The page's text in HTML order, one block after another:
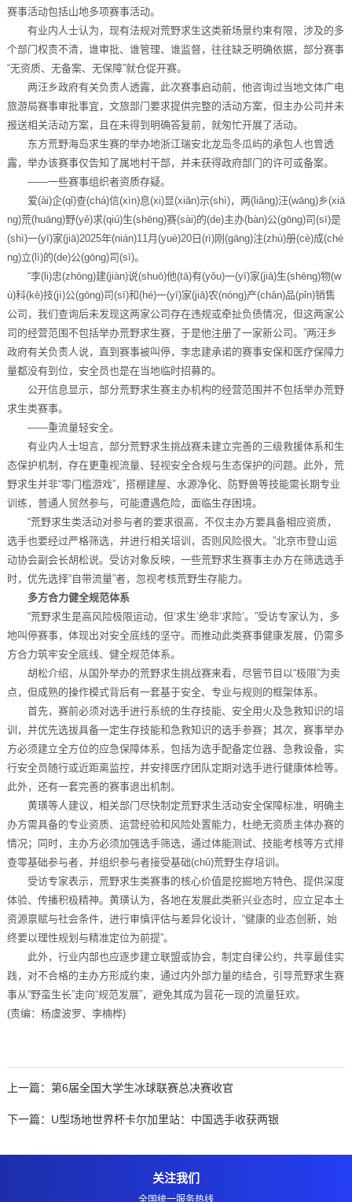
赛事活动包括山地多项赛事活动。
有业内人士认为，现有法规对荒野求生这类新场景约束有限，涉及的多
个部门权责不清，谁审批、谁管理、谁监督，往往缺乏明确依据，部分赛事
“无资质、无备案、无保障”就仓促开赛。
两汪乡政府有关负责人透露，此次赛事启动前，他咨询过当地文体广电
旅游局赛事审批事宜，文旅部门要求提供完整的活动方案，但主办公司并未
报送相关活动方案，且在未得到明确答复前，就匆忙开展了活动。
东方荒野海岛求生赛的举办地浙江瑞安北龙岛冬瓜屿的承包人也曾透
露，举办该赛事仅告知了属地村干部，并未获得政府部门的许可或备案。
——一些赛事组织者资质存疑。
爱(ài)企(qǐ)查(chá)信(xìn)息(xi)显(xiǎn)示(shì)，两(liǎng)汪(wāng)乡(xiā
ng)荒(huāng)野(yě)求(qiú)生(shēng)赛(sài)的(de)主办(bàn)公(gōng)司(sī)是
(shì)一(yī)家(jiā)2025年(nián)11月(yuè)20日(rì)刚(gāng)注(zhù)册(cè)成(ché
ng)立(lì)的(de)公(gōng)司(sī)。
“李(li)忠(zhōng)建(jiàn)说(shuō)他(tā)有(yǒu)一(yī)家(jiā)生(shēng)物(w
ù)科(kē)技(jì)公(gōng)司(sī)和(hé)一(yī)家(jiā)农(nóng)产(chǎn)品(pǐn)销售
公司，我们查询后未发现这两家公司存在违规或牵扯负债情况，但这两家公
司的经营范围不包括举办荒野求生赛，于是他注册了一家新公司。”两汪乡
政府有关负责人说，直到赛事被叫停，李忠建承诺的赛事安保和医疗保障力
量都没有到位，安全员也是在当地临时招募的。
公开信息显示，部分荒野求生赛主办机构的经营范围并不包括举办荒野
求生类赛事。
——重流量轻安全。
有业内人士坦言，部分荒野求生挑战赛未建立完善的三级救援体系和生
态保护机制，存在更重视流量、轻视安全合规与生态保护的问题。此外，荒
野求生并非“零门槛游戏”，搭棚建屋、水源净化、防野兽等技能需长期专业
训练，普通人贸然参与，可能遭遇危险，面临生存困境。
“荒野求生类活动对参与者的要求很高，不仅主办方要具备相应资质，
选手也要经过严格筛选，并进行相关培训，否则风险很大。”北京市登山运
动协会副会长胡松说。受访对象反映，一些荒野求生赛事主办方在筛选选手
时，优先选择“自带流量”者，忽视考核荒野生存能力。
多方合力健全规范体系
“荒野求生是高风险极限运动，但‘求生’绝非‘求险’。”受访专家认为，多
地叫停赛事，体现出对安全底线的坚守。而推动此类赛事健康发展，仍需多
方合力筑牢安全底线、健全规范体系。
胡松介绍，从国外举办的荒野求生挑战赛来看，尽管节目以“极限”为卖
点，但成熟的操作模式背后有一套基于安全、专业与规则的框架体系。
首先，赛前必须对选手进行系统的生存技能、安全用火及急救知识的培
训，并优先选拔具备一定生存技能和急救知识的选手参赛；其次，赛事举办
方必须建立全方位的应急保障体系，包括为选手配备定位器、急救设备，实
行安全员随行或近距离监控，并安排医疗团队定期对选手进行健康体检等。
此外，还有一套完善的赛事退出机制。
黄璜等人建议，相关部门尽快制定荒野求生活动安全保障标准，明确主
办方需具备的专业资质、运营经验和风险处置能力，杜绝无资质主体办赛的
情况；同时，主办方必须加强选手筛选，通过体能测试、技能考核等方式排
查零基础参与者，并组织参与者接受基础(chǔ)荒野生存培训。
受访专家表示，荒野求生类赛事的核心价值是挖掘地方特色、提供深度
体验、传播积极精神。黄璜认为，各地在发展此类新兴业态时，应立足本土
资源禀赋与社会条件，进行审慎评估与差异化设计，“健康的业态创新，始
终要以理性规划与精准定位为前提”。
此外，行业内部也应逐步建立联盟或协会，制定自律公约，共享最佳实
践，对不合格的主办方形成约束，通过内外部力量的结合，引导荒野求生赛
事从“野蛮生长”走向“规范发展”，避免其成为昙花一现的流量狂欢。
(责编：杨虞波罗、李楠桦)
上一篇： 第6届全国大学生冰球联赛总决赛收官
下一篇： U型场地世界杯卡尔加里站：中国选手收获两银
关注我们
全国统一服务热线